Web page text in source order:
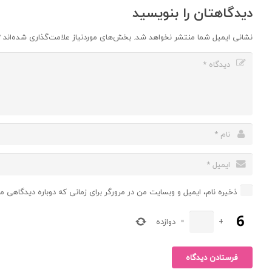
دیدگاهتان را بنویسید
نشانی ایمیل شما منتشر نخواهد شد. بخش‌های موردنیاز علامت‌گذاری شده‌اند
ذخیره نام، ایمیل و وبسایت من در مرورگر برای زمانی که دوباره
+
= دوازده
فرستادن دیدگاه